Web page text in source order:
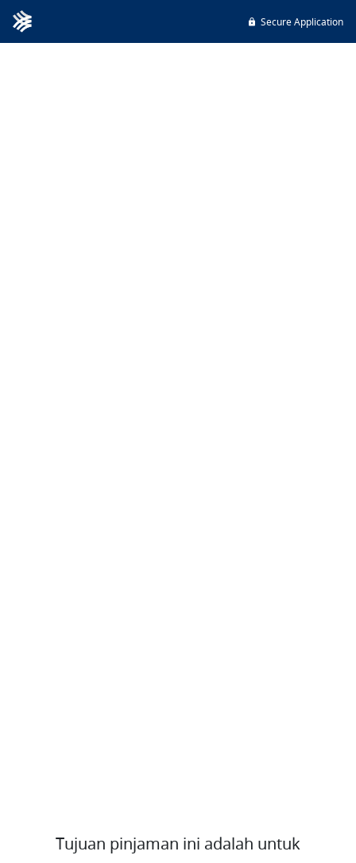
Secure Application
Tujuan pinjaman ini adalah untuk